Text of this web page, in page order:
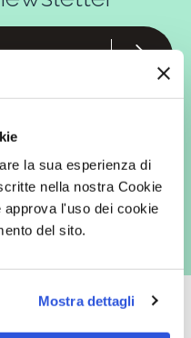
la sua esperienza di
nella nostra Cookie
approva l'uso dei cookie
del sito.
Mostra dettagli
invio di comunicazioni
modalità tradizionali, quali ad